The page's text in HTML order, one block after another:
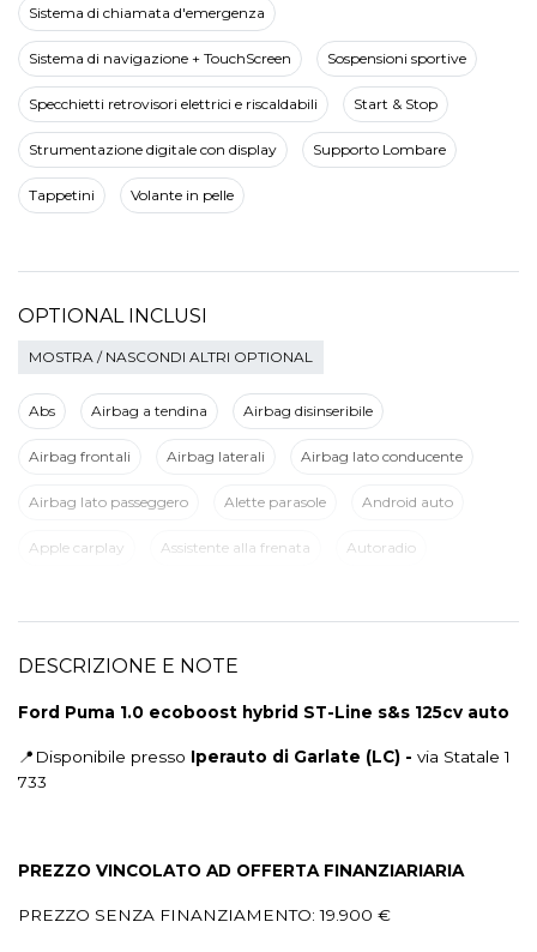
Sistema di chiamata d'emergenza
Sistema di navigazione + TouchScreen Sospensioni sportive
Specchietti retrovisori elettrici e riscaldabili Start & Stop
Strumentazione digitale con display Supporto Lombare
Tappetini Volante in pelle
OPTIONAL INCLUSI
MOSTRA / NASCONDI ALTRI OPTIONAL
Abs Airbag a tendina Airbag disinseribile
Airbag frontali Airbag laterali Airbag lato conducente
Airbag lato passeggero Alette parasole Android auto
Apple carplay Assistente alla frenata Autoradio
Chiavi e telecomandi
Climatizzatore automatico Comandi vocali
Computer di bordo Console centrale multifunzione
DESCRIZIONE E NOTE
Ford Puma 1.0 ecoboost hybrid ST-Line s&s 125cv auto
📍Disponibile presso Iperauto di Garlate (LC) - via Statale 1
733
PREZZO VINCOLATO AD OFFERTA FINANZIARIARIA
PREZZO SENZA FINANZIAMENTO: 19.900 €